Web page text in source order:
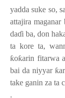
yadda suke so,
attajira
daɗi ba, don
ta kore ta,
ƙoƙarin fitarwa
bai da niyyar ƙ
take ganin za ta
.